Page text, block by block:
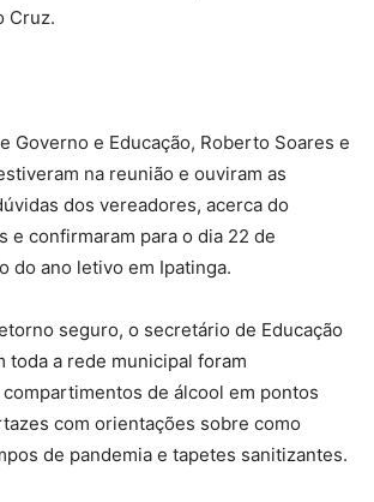
Cruz.
Governo e Educação, Roberto Soares e
na reunião e ouviram as
dos vereadores, acerca do
e confirmaram para o dia 22 de
do ano letivo em Ipatinga.
seguro, o secretário de Educação
toda a rede municipal foram
de álcool em pontos
com orientações sobre como
de pandemia e tapetes sanitizantes.